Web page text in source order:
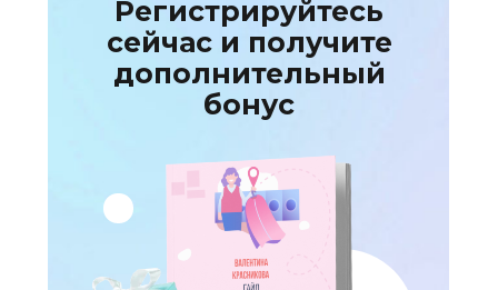
Регистрируйтесь
сейчас и получите
дополнительный
бонус